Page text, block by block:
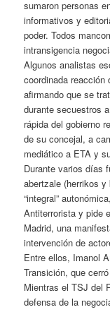
sumaron personas
informativos y
poder. Todos
intransigencia
Algunos analistas
coordinada
afirmando que se
durante secuestros
rápida del gobierno
de su concejal, a
mediático a ETA y
Durante varios días
abertzale (herrikos
“integral”
Antiterrorista y pide
Madrid, una
intervención de
Entre ellos, Imanol
Transición, que
Mientras el TSJ del
defensa de la